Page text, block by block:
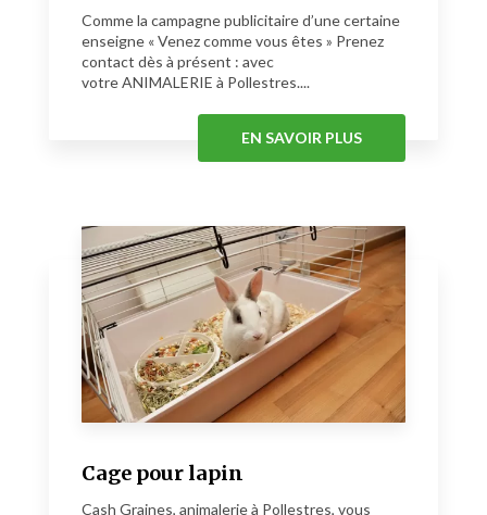
Comme la campagne publicitaire d’une certaine
enseigne « Venez comme vous êtes » Prenez
contact dès à présent : avec
votre ANIMALERIE à Pollestres....
EN SAVOIR PLUS
Cage pour lapin
Cash Graines, animalerie à Pollestres, vous